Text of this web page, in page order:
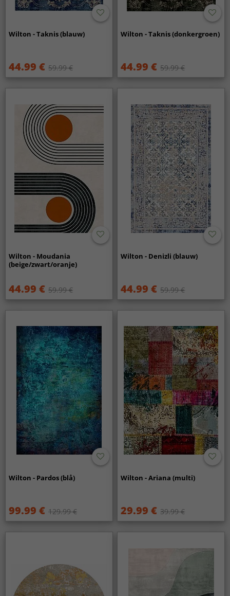
Wilton - Taknis (blauw)
44.99 € 59.99 €
Wilton - Taknis (donkergroen)
44.99 € 59.99 €
Wilton - Moudania
(beige/zwart/oranje)
44.99 € 59.99 €
Wilton - Denizli (blauw)
44.99 € 59.99 €
Wilton - Pardos (blå)
99.99 € 129.99 €
Wilton - Ariana (multi)
29.99 € 39.99 €